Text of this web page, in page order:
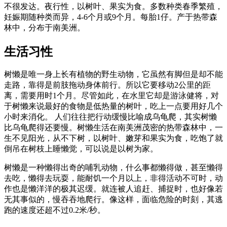
不很发达。夜行性，以树叶、果实为食。多数种类春季繁殖，
妊娠期随种类而异，4-6个月或9个月。每胎1仔。产于热带森
林中，分布于南美洲。
生活习性
树懒是唯一身上长有植物的野生动物，它虽然有脚但是却不能
走路，靠得是前肢拖动身体前行。所以它要移动2公里的距
离，需要用时1个月。尽管如此，在水里它却是游泳健将，对
于树懒来说最好的食物是低热量的树叶，吃上一点要用好几个
小时来消化。 人们往往把行动缓慢比喻成乌龟爬，其实树懒
比乌龟爬得还要慢。树懒生活在南美洲茂密的热带森林中，一
生不见阳光，从不下树，以树叶、嫩芽和果实为食，吃饱了就
倒吊在树枝上睡懒觉，可以说是以树为家。
树懒是一种懒得出奇的哺乳动物，什么事都懒得做，甚至懒得
去吃，懒得去玩耍，能耐饥一个月以上，非得活动不可时，动
作也是懒洋洋的极其迟缓。就连被人追赶、捕捉时，也好像若
无其事似的，慢吞吞地爬行。像这样，面临危险的时刻，其逃
跑的速度还超不过0.2米/秒。